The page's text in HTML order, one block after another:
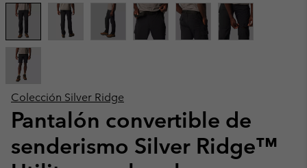
Colección Silver Ridge
Pantalón convertible de
senderismo Silver Ridge™